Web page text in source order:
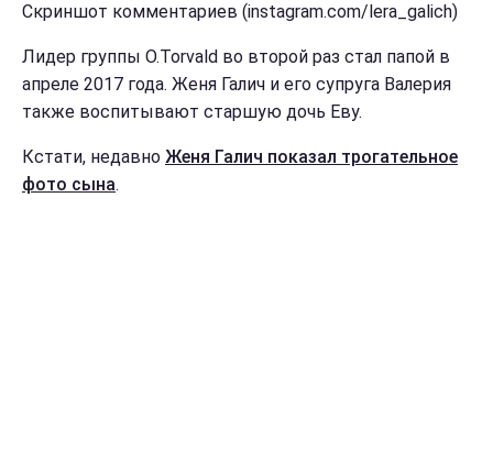
Скриншот комментариев (instagram.com/lera_galich)
Лидер группы O.Torvald во второй раз стал папой в
апреле 2017 года. Женя Галич и его супруга Валерия
также воспитывают старшую дочь Еву.
Кстати, недавно Женя Галич показал трогательное
фото сына.